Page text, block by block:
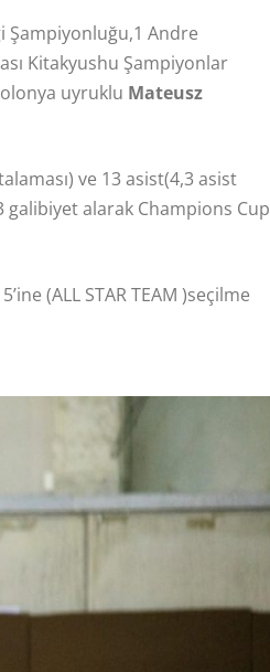
Şampiyonluğu,1 Andre
Kitakyushu Şampiyonlar
uyruklu Mateusz
ve 13 asist(4,3 asist
galibiyet alarak Champions Cup
(ALL STAR TEAM )seçilme